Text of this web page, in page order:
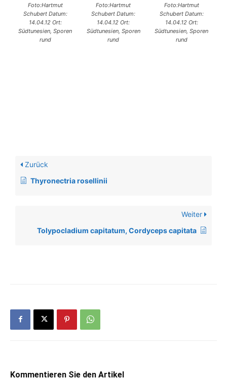
Foto:Hartmut
Schubert Datum:
14.04.12 Ort:
Südtunesien, Sporen
rund
Foto:Hartmut
Schubert Datum:
14.04.12 Ort:
Südtunesien, Sporen
rund
Foto:Hartmut
Schubert Datum:
14.04.12 Ort:
Südtunesien, Sporen
rund
Zurück
Thyronectria rosellinii
Weiter
Tolypocladium capitatum, Cordyceps capitata
Kommentieren Sie den Artikel